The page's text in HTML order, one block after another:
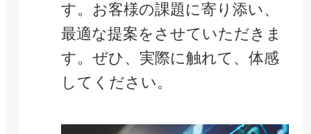
す。お客様の課題に寄り添い、
最適な提案をさせていただきま
す。ぜひ、実際に触れて、体感
してください。